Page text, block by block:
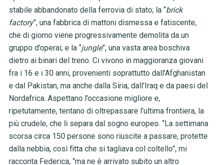
stabile abbandonato della ferrovia di stato; la “brick
factory”, una fabbrica di mattoni dismessa e fatiscente,
che di giorno viene progressivamente demolita da un
gruppo d’operai; e la “jungle”, una vasta area boschiva
dietro ai binari del treno. Ci vivono in maggioranza giovani
fra i 16 e i 30 anni, provenienti soprattutto dall’Afghanistan
e dal Pakistan, ma anche dalla Siria, dall’Iraq e da paesi del
Nordafrica. Aspettano l’occasione migliore e,
ripetutamente, tentano di oltrepassare l’ultima frontiera, la
più crudele, che li separa dal sogno europeo. “La settimana
scorsa circa 150 persone sono riuscite a passare, protette
dalla nebbia, così fitta che si tagliava col coltello”, mi
racconta Federica, “ma ne è arrivato subito un altro